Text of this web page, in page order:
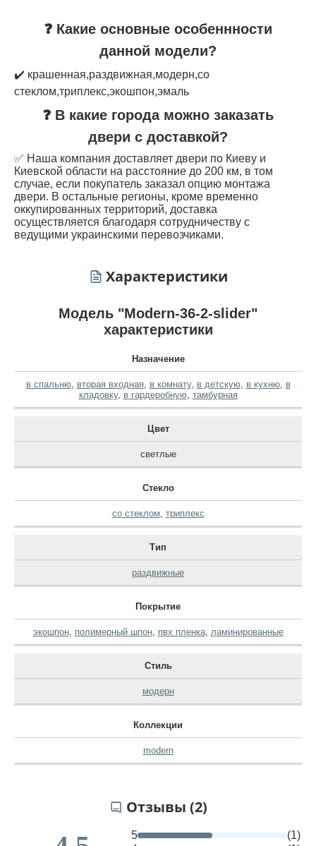
❓ Какие основные особеннности
данной модели?
✔️ крашенная,раздвижная,модерн,со
стеклом,триплекс,экошпон,эмаль
❓ В какие города можно заказать
двери с доставкой?
✅ Наша компания доставляет двери по Киеву и
Киевской области на расстояние до 200 км, в том
случае, если покупатель заказал опцию монтажа
двери. В остальные регионы, кроме временно
оккупированных территорий, доставка
осуществляется благодаря сотрудничеству с
ведущими украинскими перевозчиками.
Характеристики
Модель "Modern-36-2-slider"
характеристики
Назначение
в спальню, вторая входная, в комнату, в детскую, в кухню, в
кладовку, в гардеробную, тамбурная
Цвет
светлые
Стекло
со стеклом триплекс
Тип
раздвижные
Покрытие
экошпон, полимерный шпон, пвх пленка, ламинированные
Стиль
модерн
Коллекции
modern
Отзывы (2)
5
(1)